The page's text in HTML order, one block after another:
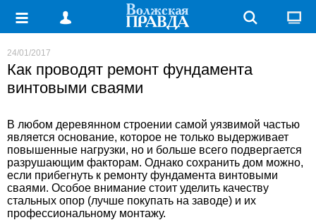
24/01/2017
Как проводят ремонт фундамента
винтовыми сваями
В любом деревянном строении самой уязвимой частью
является основание, которое не только выдерживает
повышенные нагрузки, но и больше всего подвергается
разрушающим факторам. Однако сохранить дом можно,
если прибегнуть к ремонту фундамента винтовыми
сваями. Особое внимание стоит уделить качеству
стальных опор (лучше покупать на заводе) и их
профессиональному монтажу.